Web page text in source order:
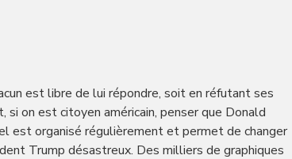
est libre de lui répondre, soit en réfutant ses
on est citoyen américain, penser que Donald
est organisé régulièrement et permet de changer
Trump désastreux. Des milliers de graphiques